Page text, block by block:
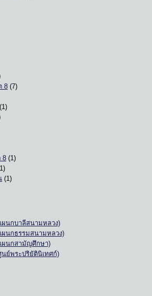
8 (7)
(1)
8 (1)
(1)
นกบาลีสนามหลวง)
นกธรรมสนามหลวง)
ผนกสามัญศึกษา)
ย์พระปริยัตินิเทศก์)